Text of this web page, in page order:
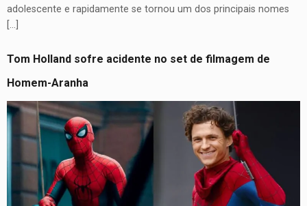
adolescente e rapidamente se tornou um dos principais nomes
[…]
Tom Holland sofre acidente no set de filmagem de
Homem-Aranha